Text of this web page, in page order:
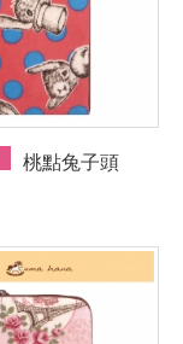
桃點兔子頭